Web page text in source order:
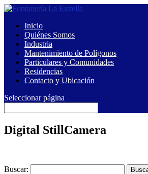
Inicio
Quiénes Somos
Industria
Mantenimiento de Polígonos
Particulares y Comunidades
Residencias
Contacto y Ubicación
Seleccionar página
Digital StillCamera
Buscar: